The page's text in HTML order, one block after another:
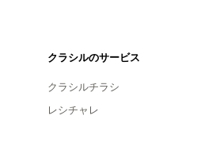
クラシルのサービス
クラシルチラシ
レシチャレ